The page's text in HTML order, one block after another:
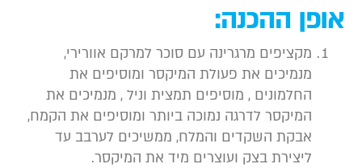
ההכנה:
מקציפים מרגרינה עם סוכר למרקם אוורירי,
מנמיכים את פעולת המיקסר ומוסיפים את
החלמונים , מוסיפים תמצית וניל , מנמיכים את
המיקסר לדרגה נמוכה ביותר ומוסיפים את הקמח,
אבקת השקדים והמלח, ממשיכים לערבב עד
ליצירת בצק ועוצרים מיד את המיקסר.